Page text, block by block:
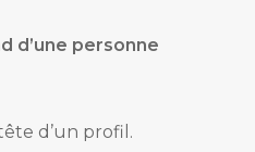
d’une personne
d’un profil.